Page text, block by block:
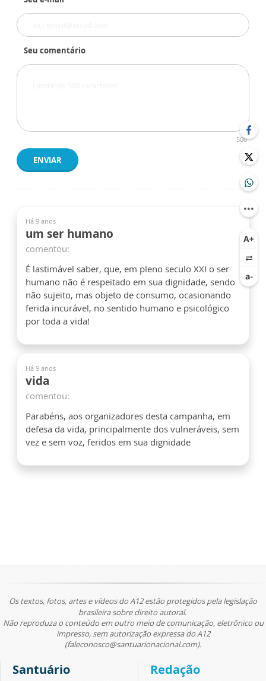
Seu comentário
500
ENVIAR
Há 9 anos
um ser humano
comentou:
É lastimável saber, que, em pleno seculo XXI o ser
humano não é respeitado em sua dignidade, sendo
não sujeito, mas objeto de consumo, ocasionando
ferida incurável, no sentido humano e psicológico
por toda a vida!
Há 9 anos
vida
comentou:
Parabéns, aos organizadores desta campanha, em
defesa da vida, principalmente dos vulneráveis, sem
vez e sem voz, feridos em sua dignidade
Os textos, fotos, artes e vídeos do A12 estão protegidos pela legislação
brasileira sobre direito autoral.
Não reproduza o conteúdo em outro meio de comunicação, eletrônico ou
impresso, sem autorização expressa do A12
(faleconosco@santuarionacional.com).
Santuário Redação